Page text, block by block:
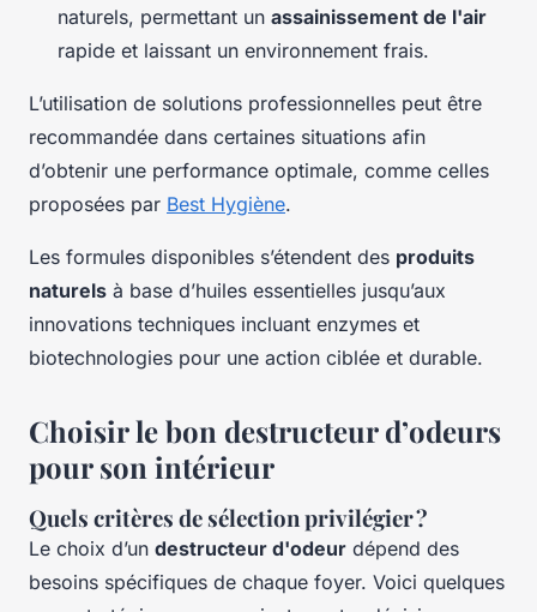
naturels, permettant un assainissement de l'air
rapide et laissant un environnement frais.
L’utilisation de solutions professionnelles peut être
recommandée dans certaines situations afin
d’obtenir une performance optimale, comme celles
proposées par Best Hygiène.
Les formules disponibles s’étendent des produits
naturels à base d’huiles essentielles jusqu’aux
innovations techniques incluant enzymes et
biotechnologies pour une action ciblée et durable.
Choisir le bon destructeur d’odeurs
pour son intérieur
Quels critères de sélection privilégier ?
Le choix d’un destructeur d'odeur dépend des
besoins spécifiques de chaque foyer. Voici quelques